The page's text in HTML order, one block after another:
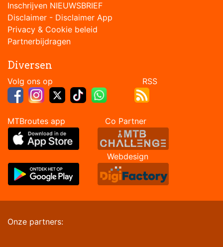
Inschrijven NIEUWSBRIEF
Disclaimer - Disclaimer App
Privacy & Cookie beleid
Partnerbijdragen
Diversen
Volg ons op RSS
MTBroutes app Co Partner
Webdesign
Onze partners: